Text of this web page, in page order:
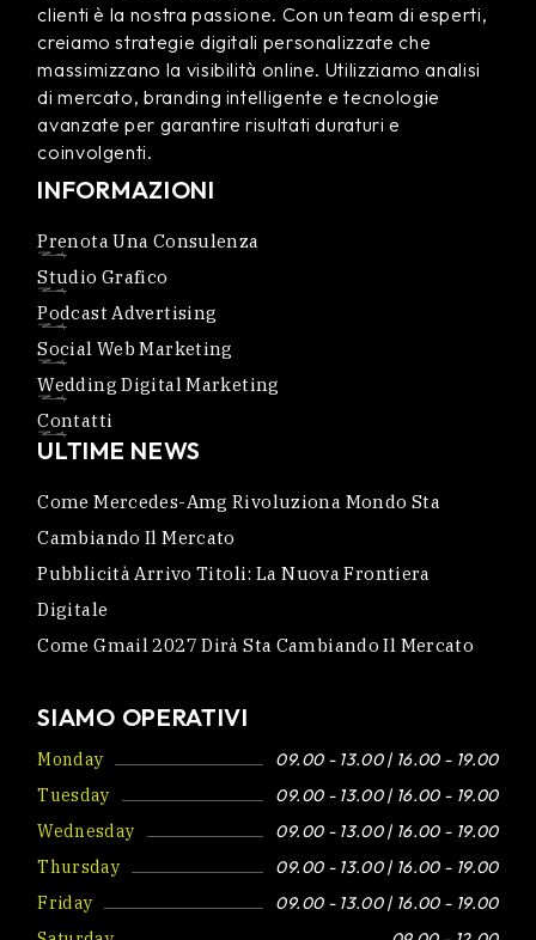
clienti è la nostra passione. Con un team di esperti,
creiamo strategie digitali personalizzate che
massimizzano la visibilità online. Utilizziamo analisi
di mercato, branding intelligente e tecnologie
avanzate per garantire risultati duraturi e
coinvolgenti.
INFORMAZIONI
Prenota Una Consulenza
Studio Grafico
Podcast Advertising
Social Web Marketing
Wedding Digital Marketing
Contatti
ULTIME NEWS
Come Mercedes-Amg Rivoluziona Mondo Sta
Cambiando Il Mercato
Pubblicità Arrivo Titoli: La Nuova Frontiera
Digitale
Come Gmail 2027 Dirà Sta Cambiando Il Mercato
SIAMO OPERATIVI
Monday
09.00 - 13.00 | 16.00 - 19.00
Tuesday
09.00 - 13.00 | 16.00 - 19.00
Wednesday
09.00 - 13.00 | 16.00 - 19.00
Thursday
09.00 - 13.00 | 16.00 - 19.00
Friday
09.00 - 13.00 | 16.00 - 19.00